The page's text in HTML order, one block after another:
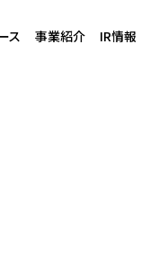
ス 事業紹介 IR情報